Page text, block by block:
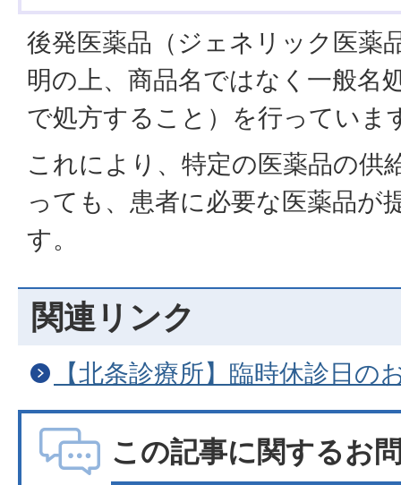
後発医薬品（ジェネリック医薬
明の上、商品名ではなく一般名
で処方すること）を行っていま
これにより、特定の医薬品の供
っても、患者に必要な医薬品が
す。
関連リンク
【北条診療所】臨時休診日の
この記事に関するお